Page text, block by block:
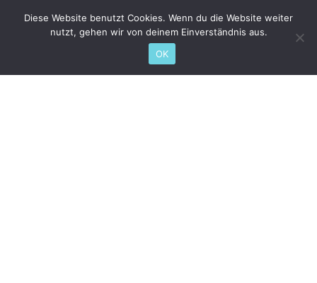
Diese Website benutzt Cookies. Wenn du die Website weiter
nutzt, gehen wir von deinem Einverständnis aus.
OK